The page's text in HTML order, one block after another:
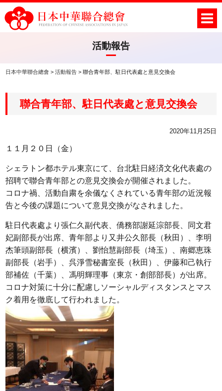
活動報告
日本中華聯合總會 >活動報告 >聯合青年部、駐日代表處と意見交換会
聯合青年部、駐日代表處と意見交換会
2020年11月25日
１１月２０日（金）
シェラトン都ホテル東京にて、台北駐日経済文化代表處の
招聘で聯合青年部との意見交換会が開催されました。
コロナ禍、活動自粛を余儀なくされている青年部の近況報
告と今後の課題について意見交換がなされました。
駐日代表處より張仁久副代表、僑務部謝延淙部長、同文君
妃副部長が出席、青年部より又井公久部長（秋田）、李明
杰筆頭副部長（横濱）、劉怡慧副部長（埼玉）、南郷恵珠
副部長（岩手）、呉淨雪秘書室長（秋田）、伊藤和己執行
部補佐（千葉）、馮明輝理事（東京・創部部長）が出席。
コロナ対策に十分に配慮しソーシャルディスタンスとマス
ク着用を徹底して行われました。